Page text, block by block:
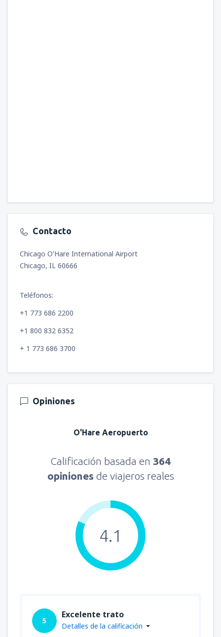
Contacto
Chicago O'Hare International Airport
Chicago, IL 60666
Teléfonos:
+1 773 686 2200
+1 800 832 6352
+ 1 773 686 3700
Opiniones
O'Hare Aeropuerto
Calificación basada en 364
opiniones de viajeros reales
4.1
5
Excelente trato
Detalles de la calificación